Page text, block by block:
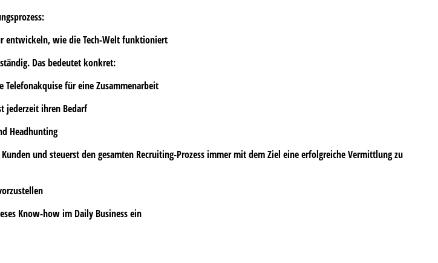
entwickeln, wie die Tech-Welt funktioniert
Das bedeutet konkret:
für eine Zusammenarbeit
jederzeit ihren Bedarf
Headhunting
und steuerst den gesamten Recruiting-Prozess immer mit dem Ziel eine erfolgreiche Vermittlung zu
Know-how im Daily Business ein